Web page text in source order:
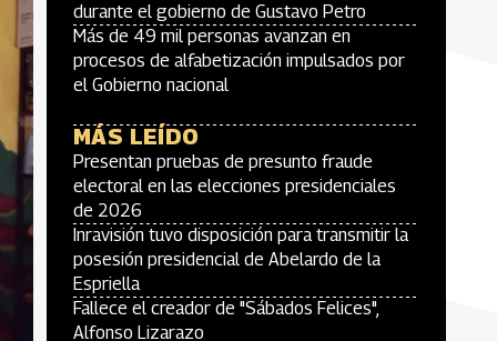
durante el gobierno de Gustavo Petro
Más de 49 mil personas avanzan en
procesos de alfabetización impulsados por
el Gobierno nacional
MÁS LEÍDO
Presentan pruebas de presunto fraude
electoral en las elecciones presidenciales
de 2026
Inravisión tuvo disposición para transmitir la
posesión presidencial de Abelardo de la
Espriella
Fallece el creador de "Sábados Felices",
Alfonso Lizarazo